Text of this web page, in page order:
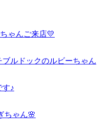
ゃんご来店💛
ルドックのルビーちゃん
す♪
ちゃん🌸